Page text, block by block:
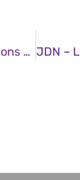
JDN – Violations De Données Personnelles : La Cnil Passe À L’offensive Après Une Année Record